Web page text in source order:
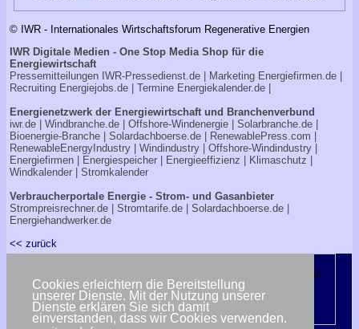
Cookies erleichtern die Bereitstellung
unserer Dienste. Mit der Nutzung unserer
Dienste erklären Sie sich damit
einverstanden, dass wir Cookies verwenden.
© IWR - Internationales Wirtschaftsforum Regenerative Energien
IWR Digitale Medien - One Stop Media Shop für die
Energiewirtschaft
Pressemitteilungen IWR-Pressedienst.de | Marketing Energiefirmen.de
Recruiting Energiejobs.de | Termine Energiekalender.de
Energienetzwerk der Energiewirtschaft und Branchenverbund
iwr.de
Windbranche.de Offshore-Windenergie Solarbranche.de
Bioenergie-Branche
Solardachboerse.de RenewablePress.com
RenewableEnergyIndustry
Windindustry
Offshore-Windindustry |
Energiefirmen
Energiespeicher Energieeffizienz Klimaschutz
Windkalender
Stromkalender
Verbraucherportale Energie - Strom- und Gasanbieter
Strompreisrechner.de
Stromtarife.de Solardachboerse.de
Energiehandwerker.de
<< zurück